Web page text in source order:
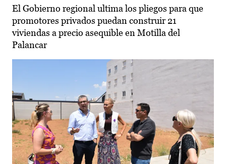
El Gobierno regional ultima los pliegos para que
promotores privados puedan construir 21
viviendas a precio asequible en Motilla del
Palancar